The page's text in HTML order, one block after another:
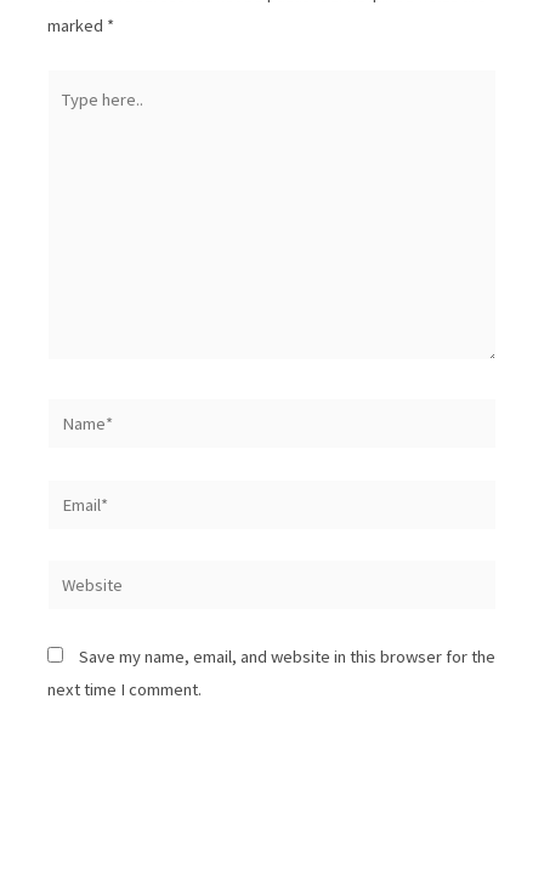
marked *
here..
Website
Save my name, email, and website in this browser for the
next time I comment.